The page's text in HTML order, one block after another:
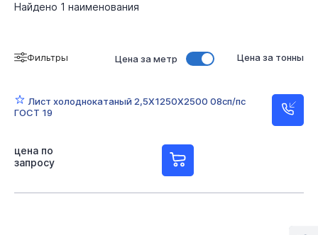
Найдено 1 наименования
Фильтры Цена за метр Цена за тонны
Лист холоднокатаный 2,5Х1250Х2500 08сп/пс
ГОСТ 19
цена по
запросу